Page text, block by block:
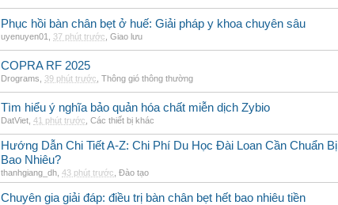
Phục hồi bàn chân bẹt ở huế: Giải pháp y khoa chuyên sâu
uyenuyen01 37 phút trước Giao lưu
COPRA RF 2025
Drograms 39 phút trước Thông gió thông thường
Tìm hiểu ý nghĩa bảo quản hóa chất miễn dịch Zybio
DatViet 41 phút trước Các thiết bị khác
Hướng Dẫn Chi Tiết A-Z: Chi Phí Du Học Đài Loan Cần Chuẩn Bị
Bao Nhiêu?
thanhgiang_dh 43 phút trước Đào tạo
Chuyên gia giải đáp: điều trị bàn chân bẹt hết bao nhiêu tiền